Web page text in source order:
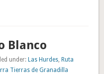
Blanco
under: Las Hurdes, Ruta
Tierras de Granadilla